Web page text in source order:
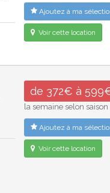
Ajoutez à ma
Voir cette location
de 372€ à
la semaine selon saison
Ajoutez à ma
Voir cette location